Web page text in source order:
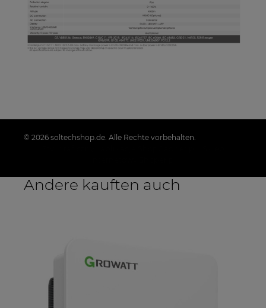
© 2026 soltechshop.de. Alle Rechte vorbehalten.
Andere kauften auch